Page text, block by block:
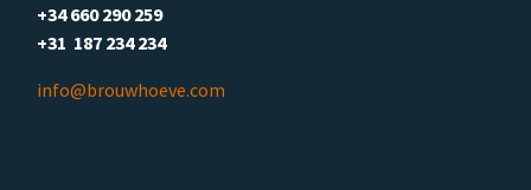
+34 660 290 259
+31 187 234 234
info@brouwhoeve.com